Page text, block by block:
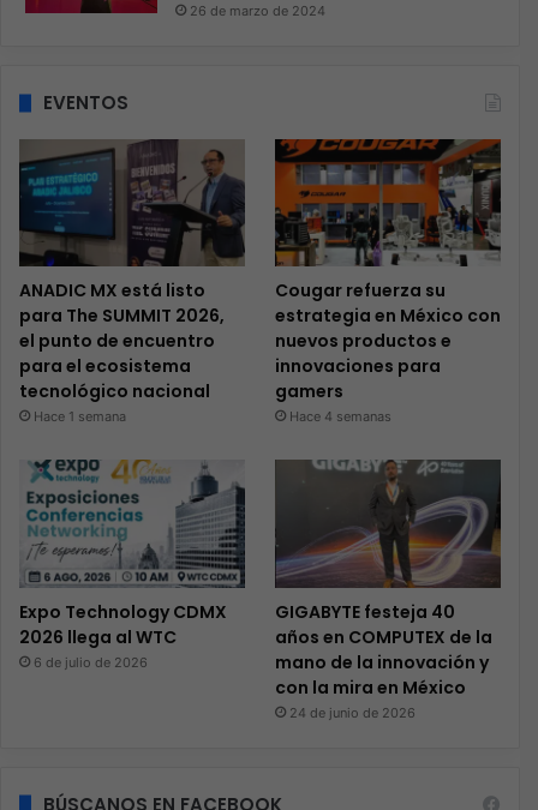
26 de marzo de 2024
EVENTOS
ANADIC MX está listo
para The SUMMIT 2026,
el punto de encuentro
para el ecosistema
tecnológico nacional
Hace 1 semana
Cougar refuerza su
estrategia en México con
nuevos productos e
innovaciones para
gamers
Hace 4 semanas
Expo Technology CDMX
2026 llega al WTC
6 de julio de 2026
GIGABYTE festeja 40
años en COMPUTEX de la
mano de la innovación y
con la mira en México
24 de junio de 2026
BÚSCANOS EN FACEBOOK